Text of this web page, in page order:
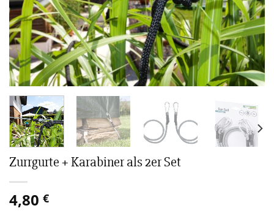
Zurrgurte + Karabiner als 2er Set
4,80 €